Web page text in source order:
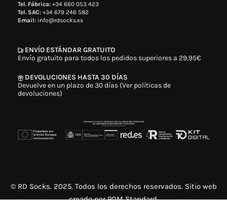
Tel. Fábrica: +34 660 053 423
Tel. SAC: +34 679 246 582
Email: info@rdsocks.es
ENVÍO ESTÁNDAR GRATUITO
Envío gratuito para todos los pedidos superiores a 29,95€
DEVOLUCIONES HASTA 30 DÍAS
Devuelve en un plazo de 30 días (Ver políticas de
devoluciones)
© RD Socks. 2025. Todos los derechos reservados. Sitio web